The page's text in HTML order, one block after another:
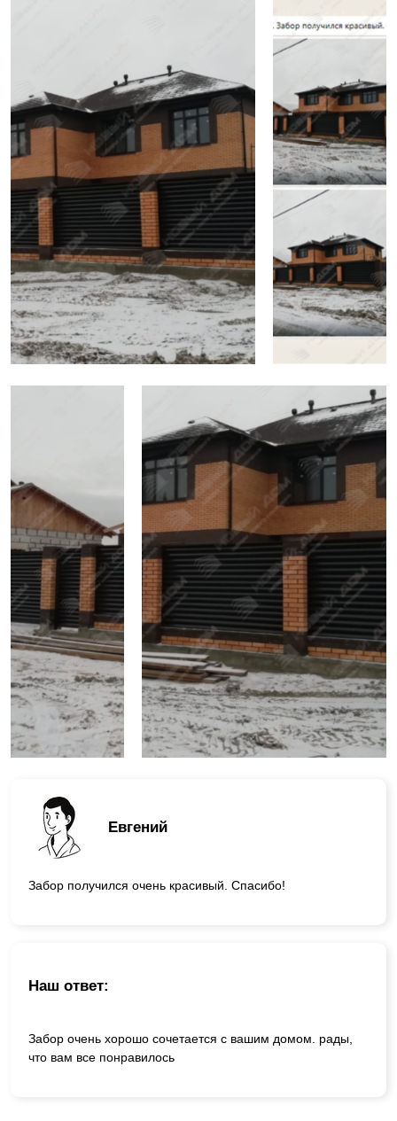
Евгений
Забор получился очень красивый. Спасибо!
Наш ответ:
Забор очень хорошо сочетается с вашим домом. рады,
что вам все понравилось